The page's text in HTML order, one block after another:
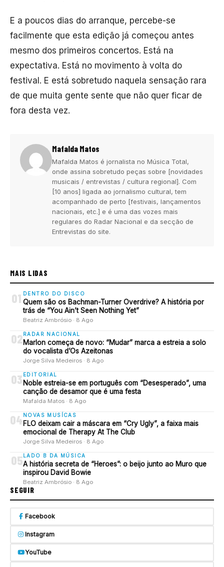
E a poucos dias do arranque, percebe-se
facilmente que esta edição já começou antes
mesmo dos primeiros concertos. Está na
expectativa. Está no movimento à volta do
festival. E está sobretudo naquela sensação rara
de que muita gente sente que não quer ficar de
fora desta vez.
Mafalda Matos
Mafalda Matos é jornalista no Música Total,
onde assina sobretudo peças sobre [novidades
musicais / entrevistas / cultura regional]. Com
[10 anos] ligada ao jornalismo cultural, tem
acompanhado de perto [festivais, lançamentos
nacionais, etc.] e é uma das vozes mais
regulares do Radar Nacional e da secção de
Entrevistas do site.
MAIS LIDAS
01 DENTRO DO DISCO
Quem são os Bachman-Turner Overdrive? A história por
trás de “You Ain’t Seen Nothing Yet”
Beatriz Ambrósio · 8 Ago
02 RADAR NACIONAL
Marlon começa de novo: “Mudar” marca a estreia a solo
do vocalista d’Os Azeitonas
Jorge Silva Medeiros · 8 Ago
03 EDITORIAL
Noble estreia-se em português com “Desesperado”, uma
canção de desamor que é uma festa
Mafalda Matos · 8 Ago
04NOVAS MUSÍCAS
FLO deixam cair a máscara em “Cry Ugly”, a faixa mais
emocional de Therapy At The Club
Jorge Silva Medeiros · 8 Ago
05 LADO B DA MÚSICA
A história secreta de “Heroes”: o beijo junto ao Muro que
inspirou David Bowie
Beatriz Ambrósio · 8 Ago
SEGUIR
Facebook
Instagram
YouTube